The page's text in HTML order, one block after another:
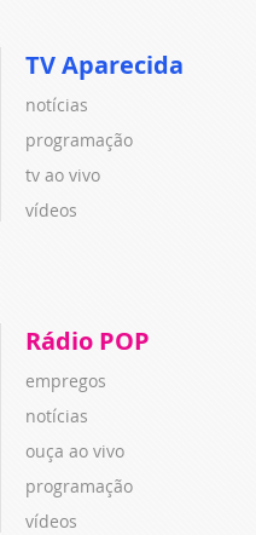
TV Aparecida
notícias
programação
tv ao vivo
vídeos
Rádio POP
empregos
notícias
ouça ao vivo
programação
vídeos